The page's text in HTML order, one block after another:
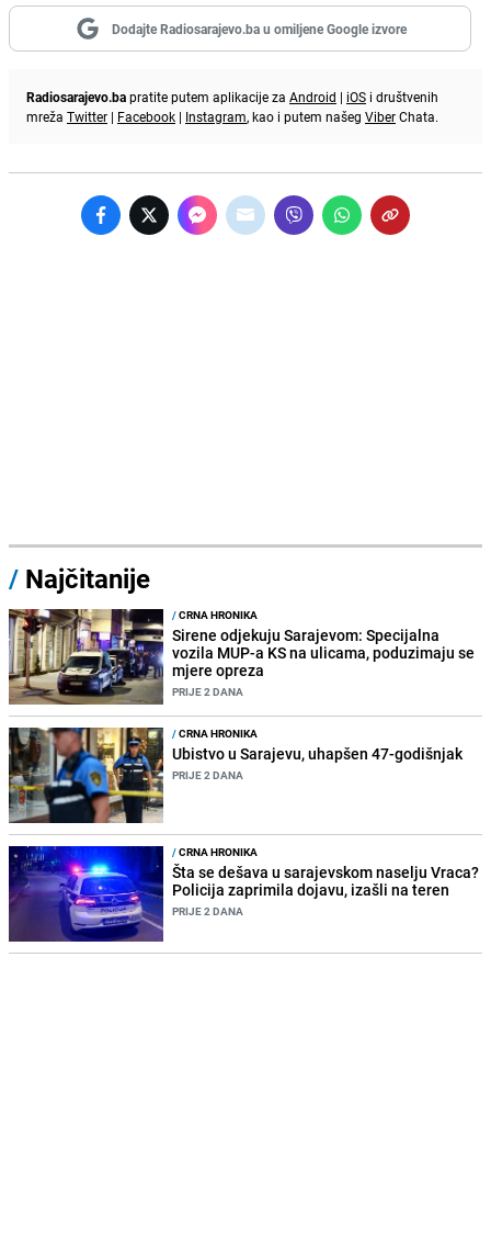
Dodajte Radiosarajevo.ba u omiljene Google izvore
Radiosarajevo.bapratite putem aplikacije za Android | iOS i društvenih
mreža Twitter | Facebook | Instagram, kao i putem našeg ViberChata.
/ Najčitanije
/CRNA HRONIKA
Sirene odjekuju Sarajevom: Specijalna
vozila MUP-a KS na ulicama, poduzimaju se
mjere opreza
PRIJE 2 DANA
/CRNA HRONIKA
Ubistvo u Sarajevu, uhapšen 47-godišnjak
PRIJE 2 DANA
/CRNA HRONIKA
Šta se dešava u sarajevskom naselju Vraca?
Policija zaprimila dojavu, izašli na teren
PRIJE 2 DANA